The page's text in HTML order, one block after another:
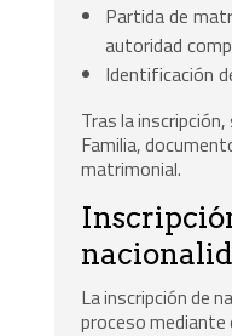
Partida de
autoridad
Identificación
Tras la
Familia,
matrimonial.
La inscripción de
proceso mediante